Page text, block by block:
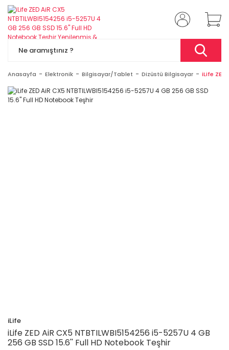
Anasayfa Elektronik Bilgisayar/Tablet Dizüstü Bilgisayar iLife ZED
iLife
iLife ZED AiR CX5 NTBTILWBI5154256 i5-5257U 4 GB
256 GB SSD 15.6'' Full HD Notebook Teşhir